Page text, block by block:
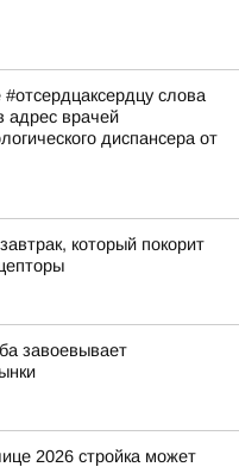
слова
адрес врачей
диспансера от
который покорит
завоевывает
2026 стройка может